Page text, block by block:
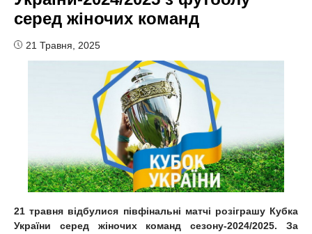
серед жіночих команд
21 Травня, 2025
21 травня відбулися півфінальні матчі розіграшу Кубка
України серед жіночих команд сезону-2024/2025. За